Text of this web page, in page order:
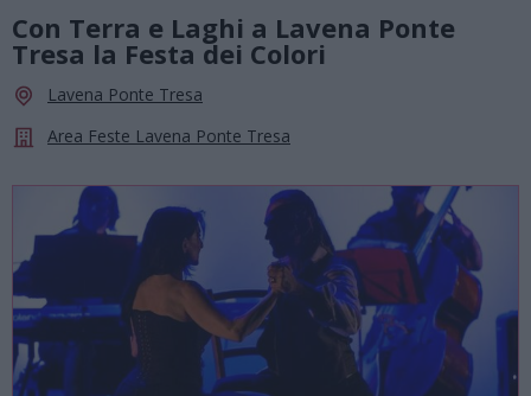
Con Terra e Laghi a Lavena Ponte
Tresa la Festa dei Colori
Lavena Ponte Tresa
Area Feste Lavena Ponte Tresa